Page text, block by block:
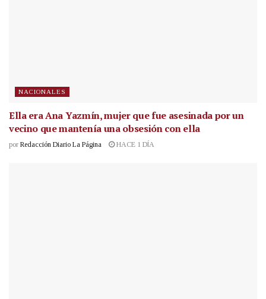
NACIONALES
Ella era Ana Yazmín, mujer que fue asesinada por un
vecino que mantenía una obsesión con ella
por Redacción Diario La Página HACE 1 DÍA